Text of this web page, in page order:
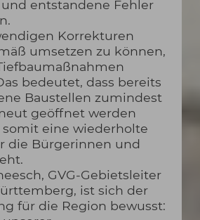
entstandene Fehler
Korrekturen
umsetzen zu können,
bedeutet, dass bereits
Baustellen zumindest
geöffnet werden
eine wiederholte
die Bürgerinnen und
GVG-Gebietsleiter
ist sich der
für die Region bewusst: